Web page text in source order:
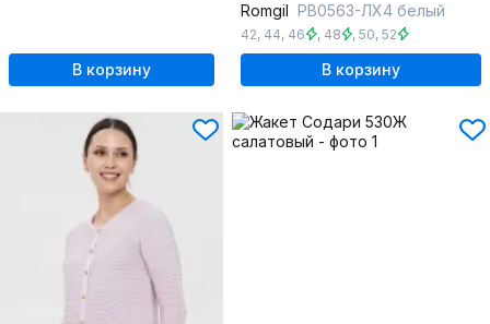
В корзину
Romgil РВ0563-ЛХ4 белый
42, 44, 46 , 48 , 50, 52
В корзину